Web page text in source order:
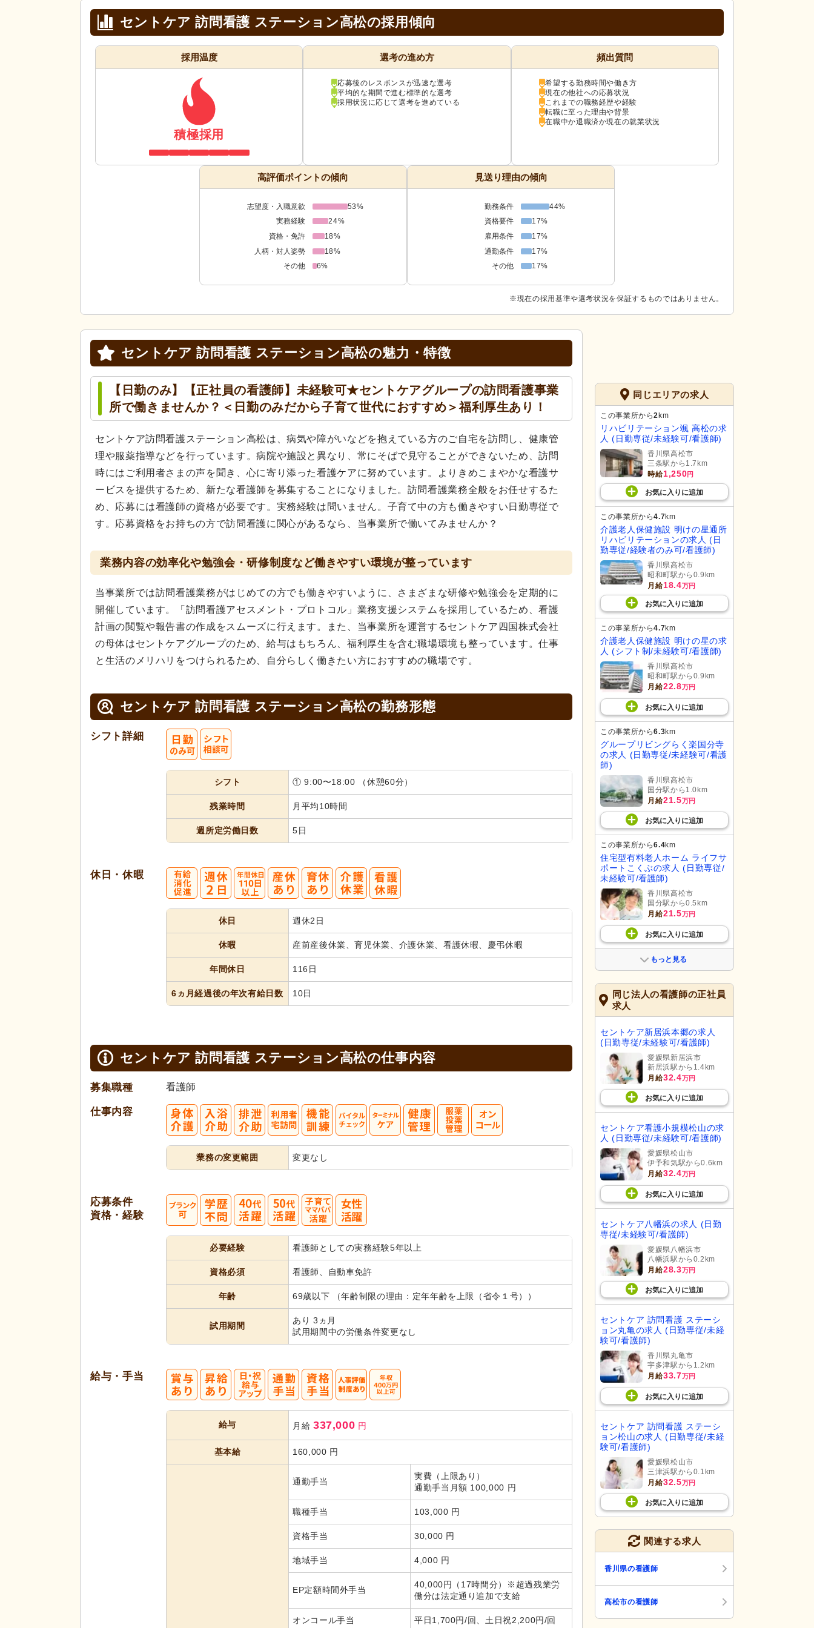
セントケア 訪問看護 ステーション高松の採用傾向
採用温度
積極採用
選考の進め方
応募後のレスポンスが迅速な選考
平均的な期間で進む標準的な選考
採用状況に応じて選考を進めている
頻出質問
希望する勤務時間や働き方
現在の他社への応募状況
これまでの職務経歴や経験
転職に至った理由や背景
在職中か退職済か現在の就業状況
高評価ポイントの傾向
志望度・入職意欲
53%
実務経験
24%
資格・免許
18%
人柄・対人姿勢
18%
その他
6%
見送り理由の傾向
勤務条件
44%
資格要件
17%
雇用条件
17%
通勤条件
17%
その他
17%
※現在の採用基準や選考状況を保証するものではありません。
セントケア 訪問看護 ステーション高松の魅力・特徴
【日勤のみ】【正社員の看護師】未経験可★セントケアグループの訪問看護事業
所で働きませんか？＜日勤のみだから子育て世代におすすめ＞福利厚生あり！
セントケア訪問看護ステーション高松は、病気や障がいなどを抱えている方のご自宅を訪問し、健康管
理や服薬指導などを行っています。病院や施設と異なり、常にそばで見守ることができないため、訪問
時にはご利用者さまの声を聞き、心に寄り添った看護ケアに努めています。よりきめこまやかな看護サ
ービスを提供するため、新たな看護師を募集することになりました。訪問看護業務全般をお任せするた
め、応募には看護師の資格が必要です。実務経験は問いません。子育て中の方も働きやすい日勤専従で
す。応募資格をお持ちの方で訪問看護に関心があるなら、当事業所で働いてみませんか？
業務内容の効率化や勉強会・研修制度など働きやすい環境が整っています
当事業所では訪問看護業務がはじめての方でも働きやすいように、さまざまな研修や勉強会を定期的に
開催しています。「訪問看護アセスメント・プロトコル」業務支援システムを採用しているため、看護
計画の閲覧や報告書の作成をスムーズに行えます。また、当事業所を運営するセントケア四国株式会社
の母体はセントケアグループのため、給与はもちろん、福利厚生を含む職場環境も整っています。仕事
と生活のメリハリをつけられるため、自分らしく働きたい方におすすめの職場です。
セントケア 訪問看護 ステーション高松の勤務形態
シフト詳細
シフト ① 9:00〜18:00 （休憩60分）
残業時間 月平均10時間
週所定労働日数 5日
休日・休暇
休日 週休2日
休暇 産前産後休業、育児休業、介護休業、看護休暇、慶弔休暇
年間休日 116日
6ヵ月経過後の年次有給日数 10日
セントケア 訪問看護 ステーション高松の仕事内容
募集職種 看護師
仕事内容
業務の変更範囲 変更なし
応募条件
資格・経験
必要経験 看護師としての実務経験5年以上
資格必須 看護師、自動車免許
年齢 69歳以下 （年齢制限の理由：定年年齢を上限（省令１号））
試用期間
あり 3ヵ月
試用期間中の労働条件変更なし
給与・手当
給与 月給 337,000 円
基本給 160,000 円
通勤手当
実費（上限あり）
通勤手当月額 100,000 円
職種手当 103,000 円
資格手当 30,000 円
地域手当 4,000 円
EP定額時間外手当
40,000円（17時間分）※超過残業労
働分は法定通り追加で支給
オンコール手当 平日1,700円/回、土日祝2,200円/回
同じエリアの求人
この事業所から2 km
リハビリテーション颯 高松の求
人 (日勤専従/未経験可/看護師)
香川県高松市
三条駅から1.7km
時給1,250円
お気に入り に追加
この事業所から4.7km
介護老人保健施設 明けの星通所
リハビリテーションの求人 (日
勤専従/経験者のみ可/看護師)
香川県高松市
昭和町駅から0.9km
月給18.4万円
お気に入り に追加
この事業所から4.7km
介護老人保健施設 明けの星の求
人 (シフト制/未経験可/看護師)
香川県高松市
昭和町駅から0.9km
月給22.8万円
お気に入り に追加
この事業所から6.3km
グループリビングらく楽国分寺
の求人 (日勤専従/未経験可/看護
師)
香川県高松市
国分駅から1.0km
月給21.5万円
お気に入り に追加
この事業所から6.4km
住宅型有料老人ホーム ライフサ
ポートこくぶの求人 (日勤専従/
未経験可/看護師)
香川県高松市
国分駅から0.5km
月給21.5万円
お気に入り に追加
もっと見る
同じ法人の看護師の正社員
求人
セントケア新居浜本郷の求人
(日勤専従/未経験可/看護師)
愛媛県新居浜市
新居浜駅から1.4km
月給32.4万円
お気に入り に追加
セントケア看護小規模松山の求
人 (日勤専従/未経験可/看護師)
愛媛県松山市
伊予和気駅から0.6km
月給32.4万円
お気に入り に追加
セントケア八幡浜の求人 (日勤
専従/未経験可/看護師)
愛媛県八幡浜市
八幡浜駅から0.2km
月給28.3万円
お気に入り に追加
セントケア 訪問看護 ステーシ
ョン丸亀の求人 (日勤専従/未経
験可/看護師)
香川県丸亀市
宇多津駅から1.2km
月給33.7万円
お気に入り に追加
セントケア 訪問看護 ステーシ
ョン松山の求人 (日勤専従/未経
験可/看護師)
愛媛県松山市
三津浜駅から0.1km
月給32.5万円
お気に入り に追加
関連する求人
香川県の看護師
高松市の看護師